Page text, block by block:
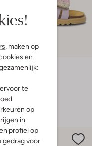
, maken op
en
te
op
in
profiel op
gedrag voor
sandalen